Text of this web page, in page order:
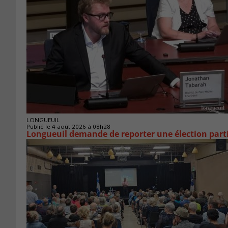
LONGUEUIL
Publié le 4 août 2026 à 08h28
Longueuil demande de reporter une élection